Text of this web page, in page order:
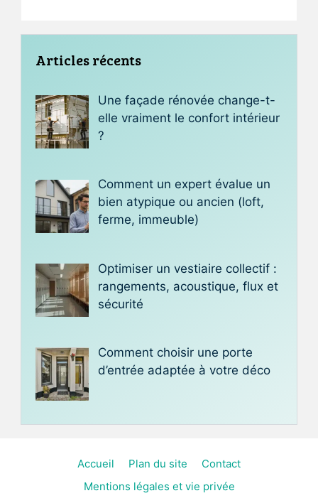
Articles récents
Une façade rénovée change-t-
elle vraiment le confort intérieur
?
Comment un expert évalue un
bien atypique ou ancien (loft,
ferme, immeuble)
Optimiser un vestiaire collectif :
rangements, acoustique, flux et
sécurité
Comment choisir une porte
d’entrée adaptée à votre déco
Accueil Plan du site
Contact
Mentions légales et vie privée